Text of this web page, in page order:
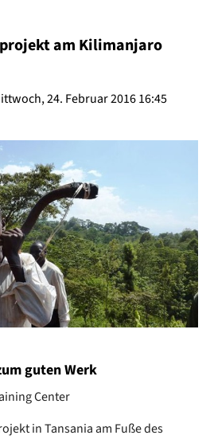
am Kilimanjaro
24. Februar 2016 16:45
guten Werk
Center
in Tansania am Fuße des